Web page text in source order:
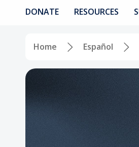
DONATE RESOURCES
Home Español